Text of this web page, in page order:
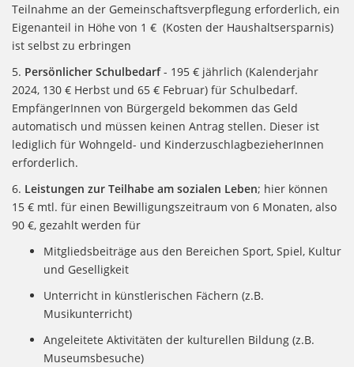
Teilnahme an der Gemeinschaftsverpflegung erforderlich, ein
Eigenanteil in Höhe von 1 € (Kosten der Haushaltsersparnis)
ist selbst zu erbringen
5. Persönlicher Schulbedarf- 195 € jährlich (Kalenderjahr
2024, 130 € Herbst und 65 € Februar) für Schulbedarf.
EmpfängerInnen von Bürgergeld bekommen das Geld
automatisch und müssen keinen Antrag stellen. Dieser ist
lediglich für Wohngeld- und KinderzuschlagbezieherInnen
erforderlich.
6. Leistungen zur Teilhabe am sozialen Leben; hier können
15 € mtl. für einen Bewilligungszeitraum von 6 Monaten, also
90 €, gezahlt werden für
Mitgliedsbeiträge aus den Bereichen Sport, Spiel, Kultur
und Geselligkeit
Unterricht in künstlerischen Fächern (z.B.
Musikunterricht)
Angeleitete Aktivitäten der kulturellen Bildung (z.B.
Museumsbesuche)